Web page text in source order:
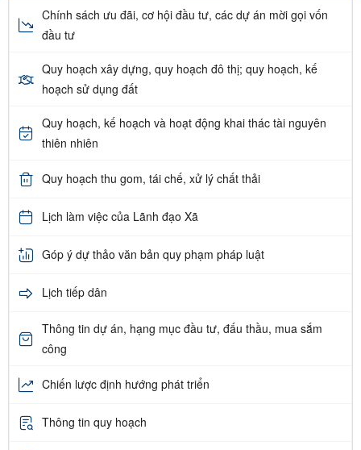
Chính sách ưu đãi, cơ hội đầu tư, các dự án mời gọi vốn
đầu tư
Quy hoạch xây dựng, quy hoạch đô thị; quy hoạch, kế
hoạch sử dụng đất
Quy hoạch, kế hoạch và hoạt động khai thác tài nguyên
thiên nhiên
Quy hoạch thu gom, tái chế, xử lý chất thải
Lịch làm việc của Lãnh đạo Xã
Góp ý dự thảo văn bản quy phạm pháp luật
Lịch tiếp dân
Thông tin dự án, hạng mục đầu tư, đấu thầu, mua sắm
công
Chiến lược định hướng phát triển
Thông tin quy hoạch